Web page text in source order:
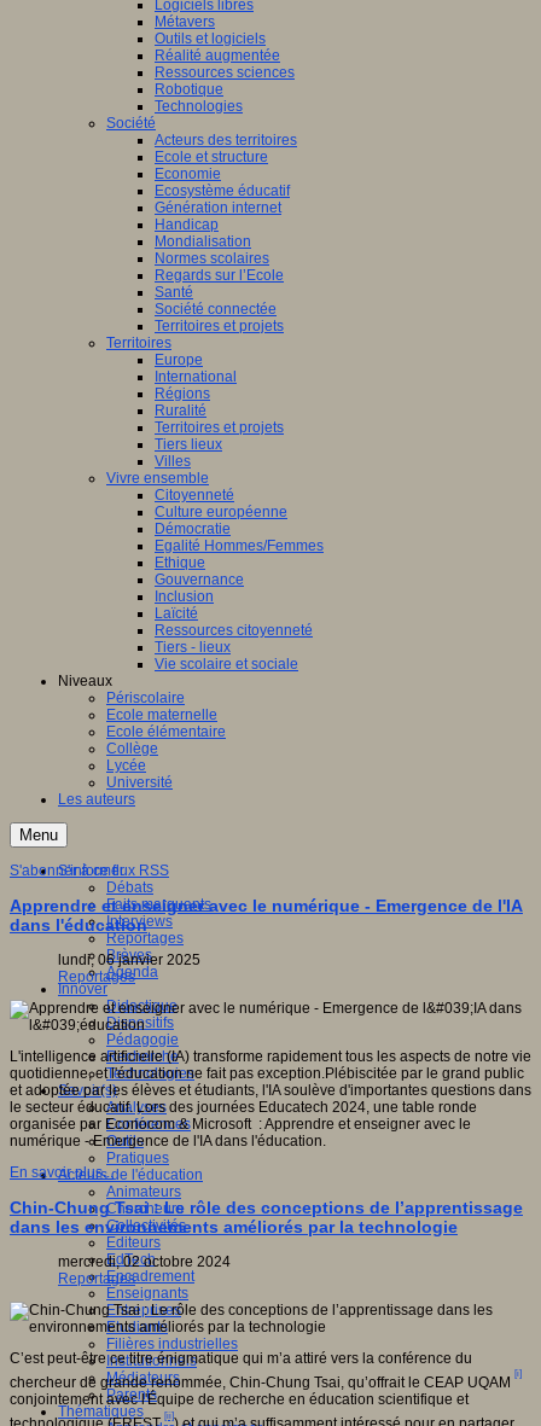
Logiciels libres
Métavers
Outils et logiciels
Réalité augmentée
Ressources sciences
Robotique
Technologies
Société
Acteurs des territoires
Ecole et structure
Economie
Ecosystème éducatif
Génération internet
Handicap
Mondialisation
Normes scolaires
Regards sur l’Ecole
Santé
Société connectée
Territoires et projets
Territoires
Europe
International
Régions
Ruralité
Territoires et projets
Tiers lieux
Villes
Vivre ensemble
Citoyenneté
Culture européenne
Démocratie
Egalité Hommes/Femmes
Ethique
Gouvernance
Inclusion
Laïcité
Ressources citoyenneté
Tiers - lieux
Vie scolaire et sociale
Niveaux
Périscolaire
Ecole maternelle
Ecole élémentaire
Collège
Lycée
Université
Les auteurs
Menu
S'informer
Débats
Faits marquants
Interviews
Reportages
Brèves
Agenda
Innover
Didactique
Dispositifs
Pédagogie
Recherche
Technologies
Savoir(s)
Analyses
Conférences
Outils
Pratiques
Acteurs de l'éducation
Animateurs
Chercheurs
Collectivités
Editeurs
EdTech
Encadrement
Enseignants
Entreprises
Etudiants
Filières industrielles
Institutionnels
Médiateurs
Parents
Thématiques
S'abonner à ce flux RSS
Apprendre et enseigner avec le numérique - Emergence de l'IA
dans l'éducation
lundi, 06 janvier 2025
Reportages
L'intelligence artificielle (IA) transforme rapidement tous les aspects de notre vie
quotidienne, et l'éducation ne fait pas exception.Plébiscitée par le grand public
et adoptée par les élèves et étudiants, l'IA soulève d'importantes questions dans
le secteur éducatif. Lors des journées Educatech 2024, une table ronde
organisée par Econocom & Microsoft : Apprendre et enseigner avec le
numérique - Emergence de l'IA dans l'éducation.
En savoir plus...
Chin-Chung Tsai : Le rôle des conceptions de l’apprentissage
dans les environnements améliorés par la technologie
mercredi, 02 octobre 2024
Reportages
C’est peut-être ce titre énigmatique qui m’a attiré vers la conférence du
chercheur de grande renommée, Chin-Chung Tsai, qu’offrait le CEAP UQAM
[i]
conjointement avec l'Équipe de recherche en éducation scientifique et
[ii]